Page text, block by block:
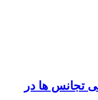
تجانس ها در